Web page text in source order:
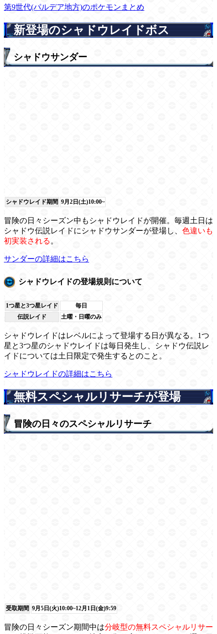
第9世代(パルデア地方)のポケモンまとめ
新登場のシャドウレイドボス
シャドウサンダー
シャドウレイド期間 9月2日(土)10:00~
冒険の日々シーズン中もシャドウレイドが開催。毎週土日は
シャドウ伝説レイドにシャドウサンダーが登場し、 色違いも
初実装される 。
サンダーの詳細はこちら
シャドウレイドの登場規則について
1つ星と3つ星レイド
毎日
伝説レイド
土曜・日曜のみ
シャドウレイドはレベルによって登場する日が異なる。1つ
星と3つ星のシャドウレイドは毎日発生し、シャドウ伝説レ
イドについては土日限定で発生するとのこと。
シャドウレイドの詳細はこちら
無料スペシャルリサーチが登場
冒険の日々のスペシャルリサーチ
受取期間 9月5日(火)10:00~12月1日(金)9:59
冒険の日々シーズン期間中は分岐型の無料スペシャルリサー